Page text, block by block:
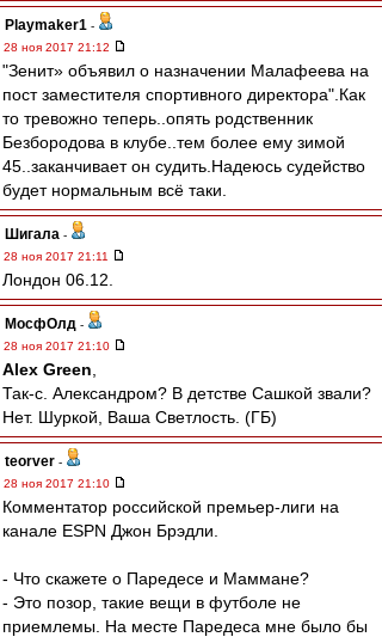
Playmaker1 -
28 ноя 2017 21:12
"Зенит» объявил о назначении Малафеева на
пост заместителя спортивного директора".Как
то тревожно теперь..опять родственник
Безбородова в клубе..тем более ему зимой
45..заканчивает он судить.Надеюсь судейство
будет нормальным всё таки.
Шигала -
28 ноя 2017 21:11
Лондон 06.12.
МосфОлд -
28 ноя 2017 21:10
Alex Green
Так-с. Александром? В детстве Сашкой звали?
Нет. Шуркой, Ваша Светлость. (ГБ)
teorver -
28 ноя 2017 21:10
Комментатор российской премьер-лиги на
канале ESPN Джон Брэдли.
- Что скажете о Паредесе и Маммане?
- Это позор, такие вещи в футболе не
приемлемы. На месте Паредеса мне было бы